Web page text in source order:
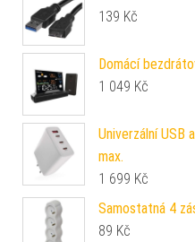
139 Kč
Domácí
1 049 Kč
Univerzální USB
max.
1 699 Kč
Samostatná 4
89 Kč